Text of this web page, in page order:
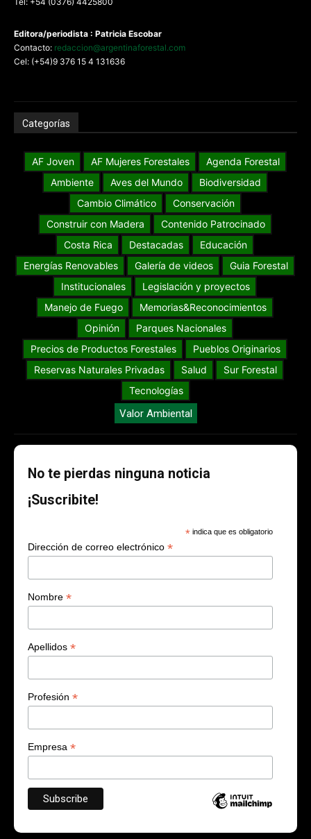
Editora/periodista : Patricia Escobar
Contacto: redaccion@argentinaforestal.com
Cel: (+54)9 376 15 4 131636
Categorías
AF Joven AF Mujeres Forestales
Agenda Forestal
Ambiente
Aves del Mundo
Biodiversidad
Cambio Climático
Conservación
Construir con Madera
Contenido Patrocinado
Costa Rica
Destacadas
Educación
Energías Renovables
Galería de videos
Guia Forestal
Institucionales
Legislación y proyectos
Manejo de Fuego
Memorias&Reconocimientos
Opinión
Parques Nacionales
Precios de Productos Forestales
Pueblos Originarios
Reservas Naturales Privadas
Salud
Sur Forestal
Tecnologías
Valor Ambiental
No te pierdas ninguna noticia
¡Suscribite!
* indica que es obligatorio
Dirección de correo electrónico *
Nombre *
Apellidos *
Profesión *
Empresa *